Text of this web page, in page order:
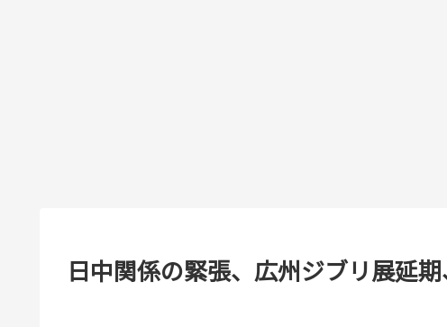
日中関係の緊張、広州ジブリ展延